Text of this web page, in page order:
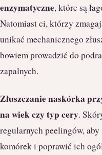
enzymatyczne, które są
Natomiast ci, którzy
unikać mechanicznego
bowiem prowadzić do
zapalnych.
Złuszczanie naskórka
na wiek czy typ cery.
regularnych peelingów,
komórek i poprawić ich